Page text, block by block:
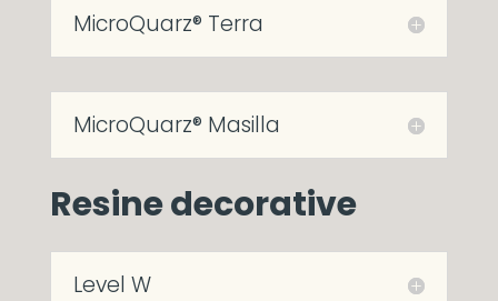
MicroQuarz® Terra
MicroQuarz® Masilla
Resine decorative
Level W